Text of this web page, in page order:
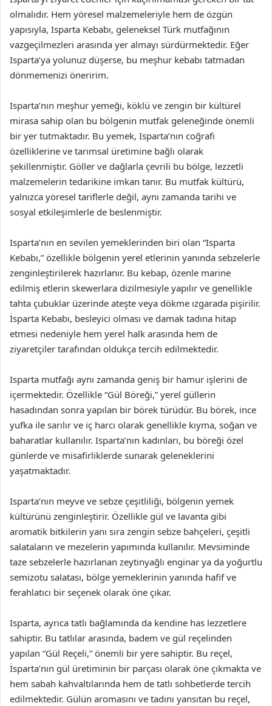
olmalıdır. Hem yöresel malzemeleriyle hem de özgün
yapısıyla, Isparta Kebabı, geleneksel Türk mutfağının
vazgeçilmezleri arasında yer almayı sürdürmektedir. Eğer
Isparta’ya yolunuz düşerse, bu meşhur kebabı tatmadan
dönmemenizi öneririm.
Isparta’nın meşhur yemeği, köklü ve zengin bir kültürel
mirasa sahip olan bu bölgenin mutfak geleneğinde önemli
bir yer tutmaktadır. Bu yemek, Isparta’nın coğrafi
özelliklerine ve tarımsal üretimine bağlı olarak
şekillenmiştir. Göller ve dağlarla çevrili bu bölge, lezzetli
malzemelerin tedarikine imkan tanır. Bu mutfak kültürü,
yalnızca yöresel tariflerle değil, aynı zamanda tarihi ve
sosyal etkileşimlerle de beslenmiştir.
Isparta’nın en sevilen yemeklerinden biri olan “Isparta
Kebabı,” özellikle bölgenin yerel etlerinin yanında sebzelerle
zenginleştirilerek hazırlanır. Bu kebap, özenle marine
edilmiş etlerin skewerlara dizilmesiyle yapılır ve genellikle
tahta çubuklar üzerinde ateşte veya dökme ızgarada pişirilir.
İsparta Kebabı, besleyici olması ve damak tadına hitap
etmesi nedeniyle hem yerel halk arasında hem de
ziyaretçiler tarafından oldukça tercih edilmektedir.
Isparta mutfağı aynı zamanda geniş bir hamur işlerini de
içermektedir. Özellikle “Gül Böreği,” yerel güllerin
hasadından sonra yapılan bir börek türüdür. Bu börek, ince
yufka ile sarılır ve iç harcı olarak genellikle kıyma, soğan ve
baharatlar kullanılır. Isparta’nın kadınları, bu böreği özel
günlerde ve misafirliklerde sunarak geleneklerini
yaşatmaktadır.
Isparta’nın meyve ve sebze çeşitliliği, bölgenin yemek
kültürünü zenginleştirir. Özellikle gül ve lavanta gibi
aromatik bitkilerin yanı sıra zengin sebze bahçeleri, çeşitli
salataların ve mezelerin yapımında kullanılır. Mevsiminde
taze sebzelerle hazırlanan zeytinyağlı enginar ya da yoğurtlu
semizotu salatası, bölge yemeklerinin yanında hafif ve
ferahlatıcı bir seçenek olarak öne çıkar.
Isparta, ayrıca tatlı bağlamında da kendine has lezzetlere
sahiptir. Bu tatlılar arasında, badem ve gül reçelinden
yapılan “Gül Reçeli,” önemli bir yere sahiptir. Bu reçel,
İsparta’nın gül üretiminin bir parçası olarak öne çıkmakta ve
hem sabah kahvaltılarında hem de tatlı sohbetlerde tercih
edilmektedir. Gülün aromasını ve tadını yansıtan bu reçel,